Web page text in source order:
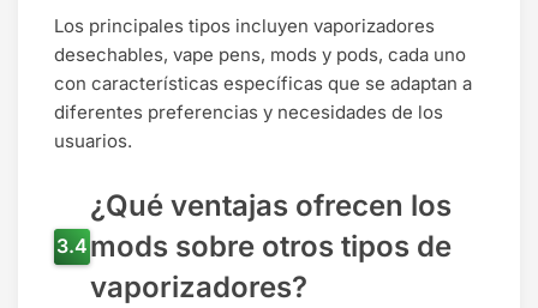
Los principales tipos incluyen vaporizadores
desechables, vape pens, mods y pods, cada uno
con características específicas que se adaptan a
diferentes preferencias y necesidades de los
usuarios.
¿Qué ventajas ofrecen los
mods sobre otros tipos de
vaporizadores?